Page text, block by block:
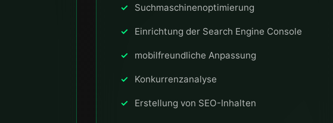
Suchmaschinenoptimierung
Einrichtung der Search Engine Console
mobilfreundliche Anpassung
Konkurrenzanalyse
Erstellung von SEO-Inhalten